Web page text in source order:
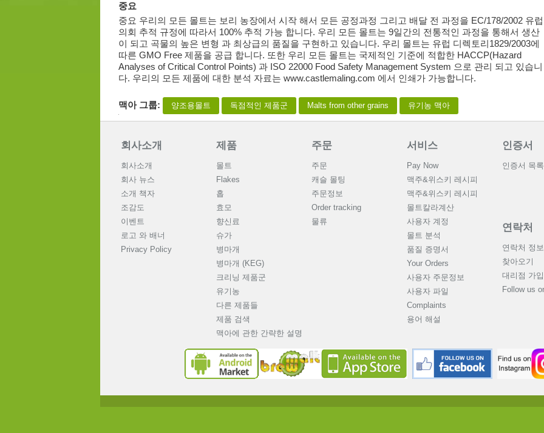
중요
중요 우리의 모든 몰트는 보리 농장에서 시작 해서 모든 공정과정 그리고 배달 전 과정을 EC/178/2002 유럽
의회 추적 규정에 따라서 100% 추적 가능 합니다. 우리 모든 몰트는 9일간의 전통적인 과정을 통해서 생산
이 되고 곡물의 높은 변형 과 최상급의 품질을 구현하고 있습니다. 우리 몰트는 유럽 디렉토리1829/2003에
따른 GMO Free 제품을 공급 합니다. 또한 우리 모든 몰트는 국제적인 기준에 적합한 HACCP(Hazard
Analyses of Critical Control Points) 과 ISO 22000 Food Safety Management System 으로 관리 되고 있습니
다. 우리의 모든 제품에 대한 분석 자료는 www.castlemaling.com 에서 인쇄가 가능합니다.
맥아 그룹: 양조용몰트 독점적인 제품군 Malts from other grains 유기농 맥아
회사소개
회사소개
회사 뉴스
소개 책자
조감도
이벤트
로고 와 배너
Privacy Policy
제품
몰트
Flakes
홉
효모
향신료
슈가
병마개
병마개 (KEG)
크리닝 제품군
유기농
다른 제품들
제품 검색
맥아에 관한 간략한 설명
주문
주문
캐슬 몰팅
주문정보
Order tracking
물류
서비스
Pay Now
맥주&위스키 레시피
맥주&위스키 레시피
몰트칼라계산
사용자 계정
몰트 분석
품질 증명서
Your Orders
사용자 주문정보
사용자 파일
Complaints
용어 해설
인증서
인증서 목록
연락처
연락처 정보
찾아오기
대리점 가입
Follow us